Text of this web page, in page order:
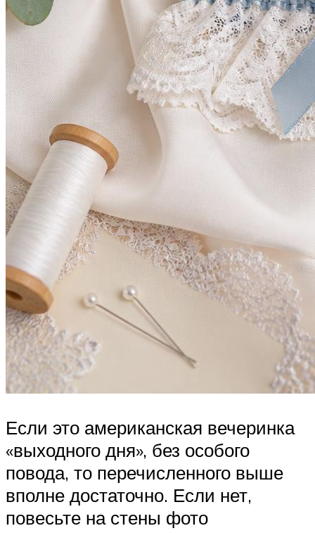
Если это американская вечеринка
«выходного дня», без особого
повода, то перечисленного выше
вполне достаточно. Если нет,
повесьте на стены фото